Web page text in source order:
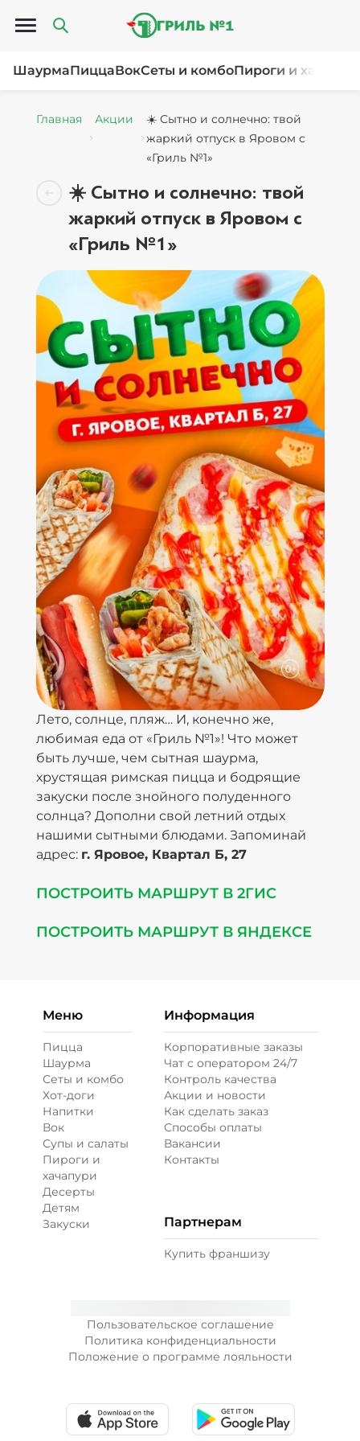
Открыть меню
ШаурмаПиццаВокСеты и комбоПироги и
Главная Акции
☀️ Сытно и солнечно: твой
жаркий отпуск в Яровом с
«Гриль №1»
☀️ Сытно и солнечно: твой
жаркий отпуск в Яровом с
«Гриль №1»
Лето, солнце, пляж… И, конечно же,
любимая еда от «Гриль №1»! Что может
быть лучше, чем сытная шаурма,
хрустящая римская пицца и бодрящие
закуски после знойного полуденного
солнца? Дополни свой летний отдых
нашими сытными блюдами. Запоминай
адрес: г. Яровое, Квартал Б, 27
ПОСТРОИТЬ МАРШРУТ В 2ГИС
ПОСТРОИТЬ МАРШРУТ В ЯНДЕКСЕ
Пользовательское соглашение
Политика конфиденциальности
Положение о программе лояльности
Меню
Пицца
Шаурма
Сеты и комбо
Хот-доги
Напитки
Вок
Супы и салаты
Пироги и
хачапури
Десерты
Детям
Закуски
Информация
Корпоративные заказы
Чат с оператором 24/7
Контроль качества
Акции и новости
Как сделать заказ
Способы оплаты
Вакансии
Контакты
Партнерам
Купить франшизу